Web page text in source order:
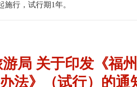
行，试行期1年。
局 关于印发《福
法》（试行）的通